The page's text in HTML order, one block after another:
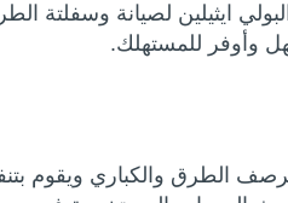
ايثيلين لصيانة وسفلتة
الطرق والكباري ويقوم